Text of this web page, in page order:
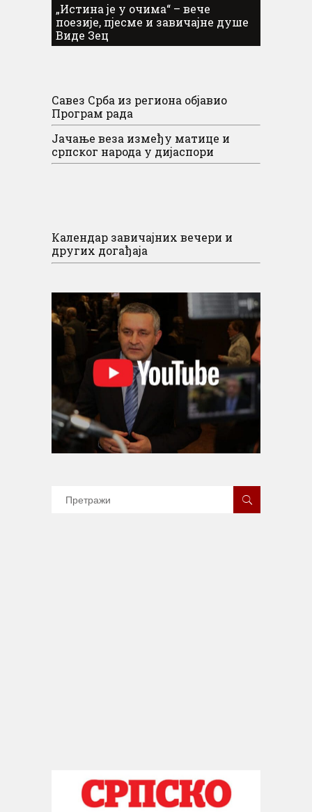
„Истина је у очима“ – вече
поезије, пјесме и завичајне душе
Виде Зец
Савез Срба из региона објавио
Програм рада
Јачање веза између матице и
српског народа у дијаспори
Календар завичајних вечери и
других догађаја